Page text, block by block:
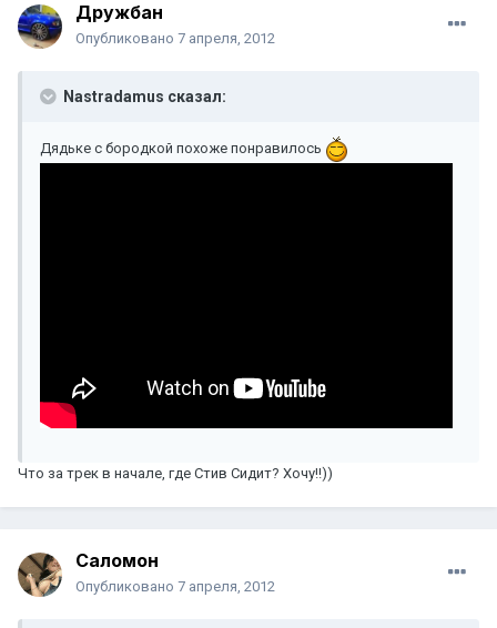
Дружбан
Опубликовано 7 апреля, 2012
Nastradamus сказал:
Дядьке с бородкой похоже понравилось
Что за трек в начале, где Стив Сидит? Хочу!!))
Саломон
Опубликовано 7 апреля, 2012